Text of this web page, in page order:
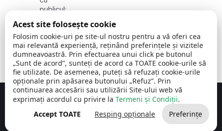
publicul:
08:00 -
16:30
, vineri:
08:00 -
14:00
Comuna Cerchezu © 2026Toate drepturile rezervate
Concept realizat de Big Media Relații Publice SRL
Acest site folosește cookie
Folosim cookie-uri pe site-ul nostru pentru a vă oferi cea
mai relevantă experiență, reținând preferințele și vizitele
dumneavoastră. Prin efectuarea unui click pe butonul
„Sunt de acord”, sunteți de acord ca TOATE cookie-urile să
fie utilizate. De asemenea, puteți să refuzați cookie-urile
opționale prin apăsarea butonului „Refuz”. Prin
continuarea accesării sau utilizării Site-ului web vă
exprimați acordul cu privire la Termeni și Condiții.
Accept TOATE
Resping opționale Preferințe